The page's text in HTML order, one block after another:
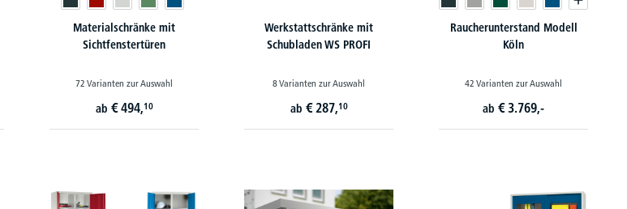
Materialschränke mit
Sichtfenstertüren
72 Varianten zur Auswahl
ab € 494,10
Werkstattschränke mit
Schubladen WS PROFI
8 Varianten zur Auswahl
ab € 287,10
Raucherunterstand Modell
Köln
42 Varianten zur Auswahl
ab € 3.769,-